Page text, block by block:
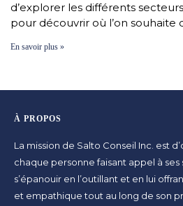
d’explorer les différents
pour découvrir où l’on
En savoir plus »
À PROPOS
La mission de Salto Conseil Inc. est
chaque personne faisant appel à ses
s’épanouir en l’outillant et en lui
et empathique tout au long de son